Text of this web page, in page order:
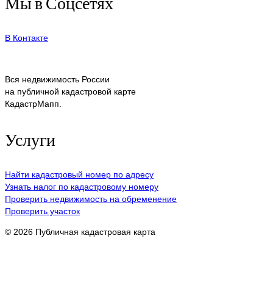
В Контакте
Вся недвижимость России
на публичной кадастровой карте
КадастрМапп.
Услуги
Найти кадастровый номер по адресу
Узнать налог по кадастровому номеру
Проверить недвижимость на обременение
Проверить участок
© 2026 Публичная кадастровая карта